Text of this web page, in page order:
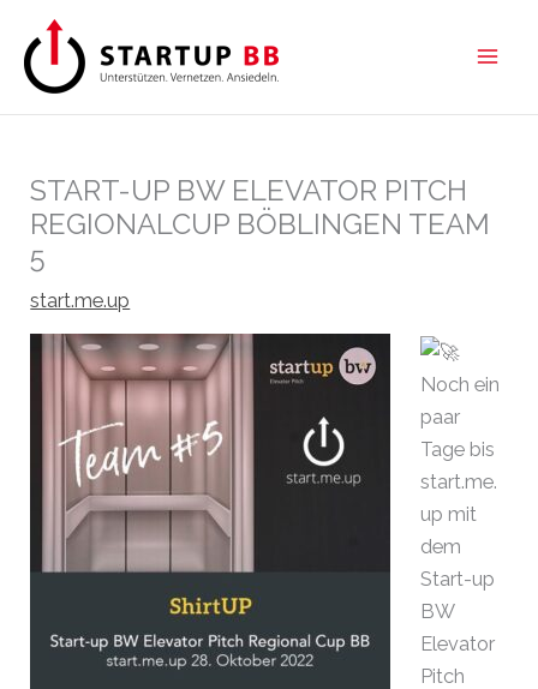
Inhalt
springen
START-UP BW ELEVATOR PITCH
REGIONALCUP BÖBLINGEN TEAM
5
start.me.up
Noch ein
paar
Tage bis
start.me.
up mit
dem
Start-up
BW
Elevator
Pitch